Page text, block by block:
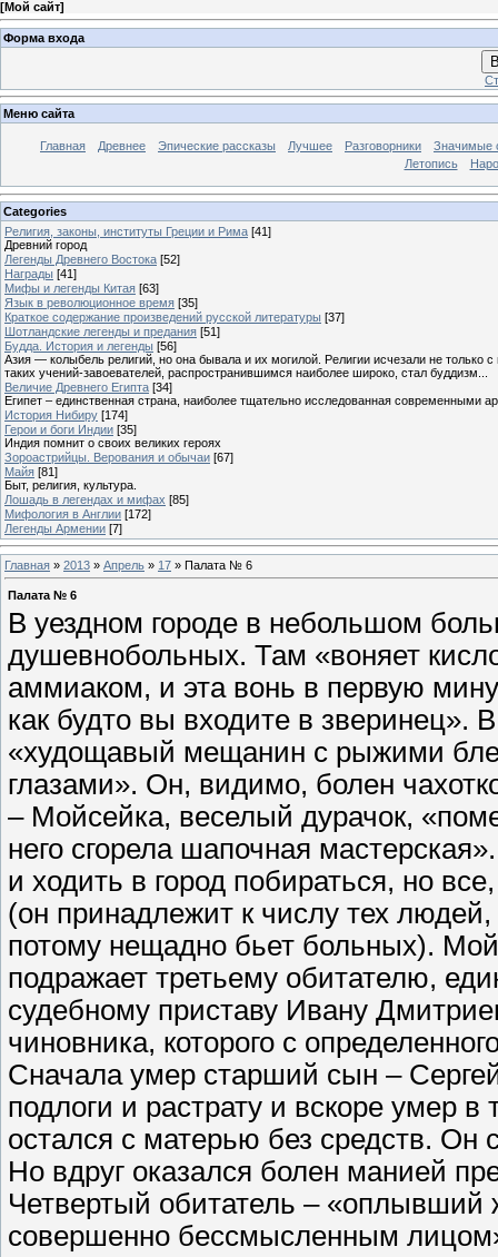
[Мой сайт]
Форма входа
Меню сайта
Главная Древнее Эпические рассказы Лучшее Разговорники
Значимые
Летопись
Categories
Религия, законы, институты Греции и Рима [41]
Древний город
Легенды Древнего Востока [52]
Награды [41]
Мифы и легенды Китая [63]
Язык в революционное время [35]
Краткое содержание произведений русской литературы [37]
Шотландские легенды и предания [51]
Будда. История и легенды [56]
Азия — колыбель религий, но она бывала и их могилой. Религии исчезали не
таких учений-завоевателей, распространившимся наиболее широко, стал буддизм...
Величие Древнего Египта [34]
Египет – единственная страна, наиболее тщательно исследованная современными
История Нибиру [174]
Герои и боги Индии [35]
Индия помнит о своих великих героях
Зороастрийцы. Верования и обычаи [67]
Майя [81]
Быт, религия, культура.
Лошадь в легендах и мифах [85]
Мифология в Англии [172]
Легенды Армении [7]
Главная » 2013 » Апрель » 17 » Палата № 6
Палата № 6
В уездном городе в небольшом
душевнобольных. Там «воняет
аммиаком, и эта вонь в первую
как будто вы входите в зверинец».
«худощавый мещанин с рыжими
глазами». Он, видимо, болен
– Мойсейка, веселый дурачок,
него сгорела шапочная
и ходить в город побираться, но
(он принадлежит к числу тех
потому нещадно бьет больных).
подражает третьему обитателю,
судебному приставу Ивану
чиновника, которого с
Сначала умер старший сын –
подлоги и растрату и вскоре
остался с матерью без средств. Он
Но вдруг оказался болен манией
Четвертый обитатель –
совершенно бессмысленным